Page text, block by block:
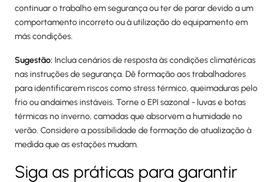
continuar o trabalho em segurança ou ter de parar devido a um
comportamento incorreto ou à utilização do equipamento em
más condições.
Sugestão: Inclua cenários de resposta às condições climatéricas
nas instruções de segurança. Dê formação aos trabalhadores
para identificarem riscos como stress térmico, queimaduras pelo
frio ou andaimes instáveis. Torne o EPI sazonal - luvas e botas
térmicas no inverno, camadas que absorvem a humidade no
verão. Considere a possibilidade de formação de atualização à
medida que as estações mudam.
Siga as práticas para garantir